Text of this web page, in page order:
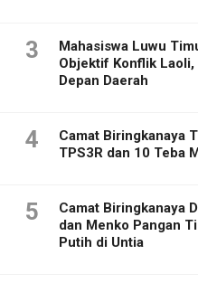
3
Mahasiswa Luwu
Objektif Konflik
Depan Daerah
4
Camat Biringkanaya
TPS3R dan 10 Teba
5
Camat Biringkanaya
dan Menko Pangan
Putih di Untia